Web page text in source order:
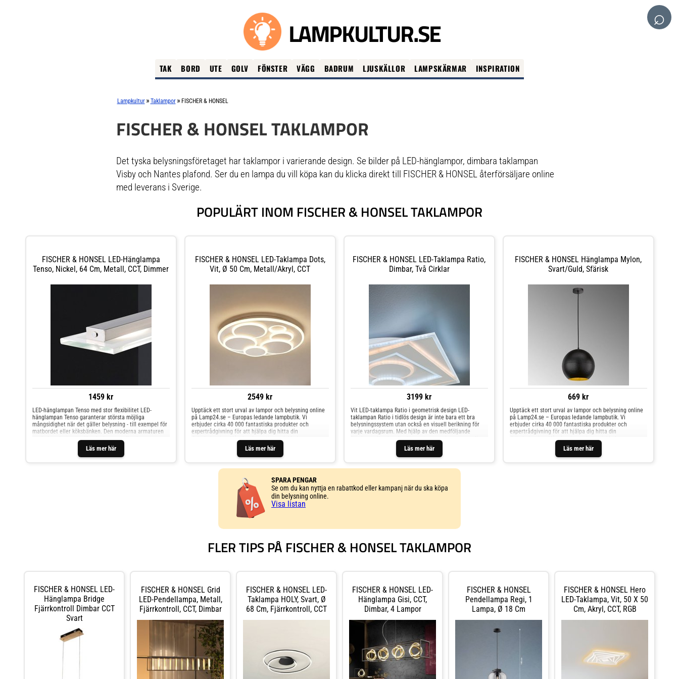
LAMPKULTUR.SE ⌕
TAK BORD UTE GOLV FÖNSTER VÄGG BADRUM LJUSKÄLLOR LAMPSKÄRMAR INSPIRATION
Lampkultur » Taklampor » FISCHER & HONSEL
FISCHER & HONSEL TAKLAMPOR
Det tyska belysningsföretaget har taklampor i varierande design. Se bilder på LED-hänglampor, dimbara taklampan
Visby och Nantes plafond. Ser du en lampa du vill köpa kan du klicka direkt till FISCHER & HONSEL återförsäljare online
med leverans i Sverige.
POPULÄRT INOM FISCHER & HONSEL TAKLAMPOR
FISCHER & HONSEL LED-Hänglampa
Tenso, Nickel, 64 Cm, Metall, CCT, Dimmer
1459 kr
Läs mer här
LED-hänglampan Tenso med stor flexibilitet LED-
hänglampan Tenso garanterar största möjliga
mångsidighet när det gäller belysning - till exempel för
matbordet eller köksbänken. Den moderna armaturen
med platt design är tillverkad av metall och ett
glaselement. Förutom att hänglampan Tenso kan
justeras i höjdled med hjälp av en motvikt, är den
utrustad med en tryckknapp på skärmen som gör det
FISCHER & HONSEL LED-Taklampa Dots,
Vit, Ø 50 Cm, Metall/akryl, CCT
2549 kr
Läs mer här
Upptäck ett stort urval av lampor och belysning online
på Lamp24.se – Europas ledande lampbutik. Vi
erbjuder cirka 40 000 fantastiska produkter och
expertrådgivning för att hjälpa dig hitta din
drömbelysning. Vårt breda sortiment inkluderar
inomhus- och utomhusbelysning, lampor, LED-ljuskällor
med mera. Dra nytta av rabattkoder och fantastiska
erbjudanden. Från tak- till golvlampor, i alla stilar –
moderna, klassiska, hållbara eller designade. Rätt
belysning kan förändra ett helt rum och påverka din
livskvalitet. Upptäck våra smarta belysningslösningar
och kontakta oss för frågor. Handla tryggt med en enkel
returprocess – din nöjdhet är viktig för oss!
FISCHER & HONSEL LED-Taklampa Ratio,
Dimbar, Två Cirklar
3199 kr
Läs mer här
Vit LED-taklampa Ratio i geometrisk design LED-
taklampan Ratio i tidlös design är inte bara ett bra
belysningssystem utan också en visuell berikning för
varje vardagsrum. Med hjälp av den medföljande
fjärrkontrollen kan ljusfärgen justeras i tre steg enligt
önskemål. Mönstret på den upplysta ytan består av
kvadrater och cirklar som harmonierar underbart med
varandra. Mönstret badar rummet i ett mysigt indirekt
ljus. Tack vare den tidlösa designen passar armaturen
FISCHER & HONSEL Hänglampa Mylon,
Svart/guld, Sfärisk
669 kr
Läs mer här
Upptäck ett stort urval av lampor och belysning online
på Lamp24.se – Europas ledande lampbutik. Vi
erbjuder cirka 40 000 fantastiska produkter och
expertrådgivning för att hjälpa dig hitta din
drömbelysning. Vårt breda sortiment inkluderar
inomhus- och utomhusbelysning, lampor, LED-ljuskällor
med mera. Dra nytta av rabattkoder och fantastiska
erbjudanden. Från tak- till golvlampor, i alla stilar –
SPARA PENGAR
Se om du kan nyttja en rabattkod eller kampanj när du ska köpa
din belysning online.
Visa listan
FLER TIPS PÅ FISCHER & HONSEL TAKLAMPOR
FISCHER & HONSEL LED-
Hänglampa Bridge
Fjärrkontroll Dimbar CCT
Svart
FISCHER & HONSEL Grid
LED-Pendellampa, Metall,
Fjärrkontroll, CCT, Dimbar
FISCHER & HONSEL LED-
Taklampa HOLY, Svart, Ø
68 Cm, Fjärrkontroll, CCT
FISCHER & HONSEL LED-
Hänglampa Gisi, CCT,
Dimbar, 4 Lampor
FISCHER & HONSEL
Pendellampa Regi, 1
Lampa, Ø 18 Cm
FISCHER & HONSEL Hero
LED-Taklampa, Vit, 50 X 50
Cm, Akryl, CCT, RGB